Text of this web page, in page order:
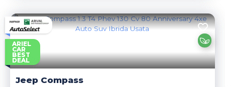
ARIEL
CAR
BEST
DEAL
Jeep Compass